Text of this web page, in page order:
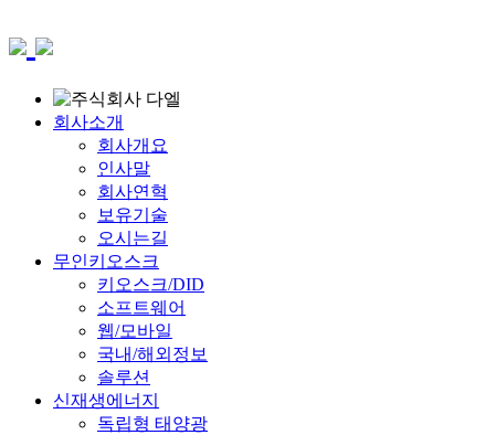
회사소개
회사개요
인사말
회사연혁
보유기술
오시는길
무인키오스크
키오스크/DID
소프트웨어
웹/모바일
국내/해외정보
솔루션
신재생에너지
독립형 태양광